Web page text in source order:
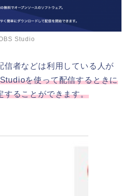
Studio
信者などは利用している人が
を使って配信するときに
することができます。